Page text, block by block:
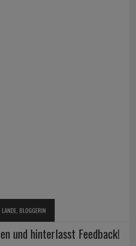
BLOGGERIN
und hinterlasst Feedback!